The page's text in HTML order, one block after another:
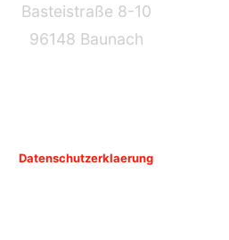
Basteistraße 8-10
96148 Baunach
Datenschutzerklaerung